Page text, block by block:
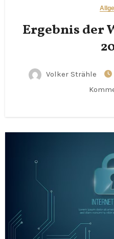
Ergebnis der
Volker Strähle